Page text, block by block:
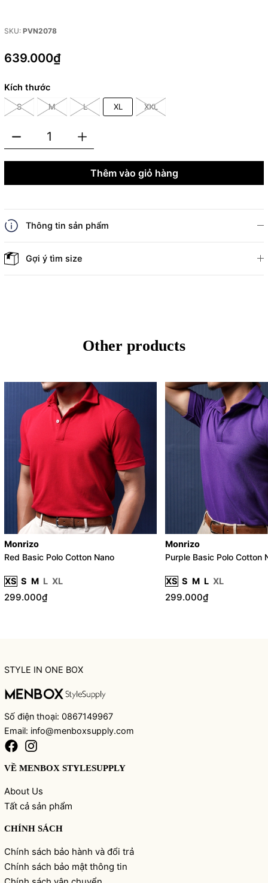
SKU: PVN2078
639.000₫
Kích thước
S M L XL XXL
Thêm vào giỏ hàng
Thông tin sản phẩm
Gợi ý tìm size
Other products
Monrizo
Red Basic Polo Cotton Nano
XS S M L XL
299.000₫
Monrizo
Purple Basic Polo Cotton
XS S M L XL
299.000₫
STYLE IN ONE BOX
Số điện thoại: 0867149967
Email: info@menboxsupply.com
VỀ MENBOX STYLESUPPLY
About Us
Tất cả sản phẩm
CHÍNH SÁCH
Chính sách bảo hành và đổi trả
Chính sách bảo mật thông tin